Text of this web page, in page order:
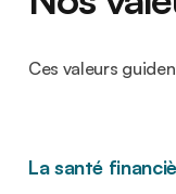
Ces valeurs
La santé